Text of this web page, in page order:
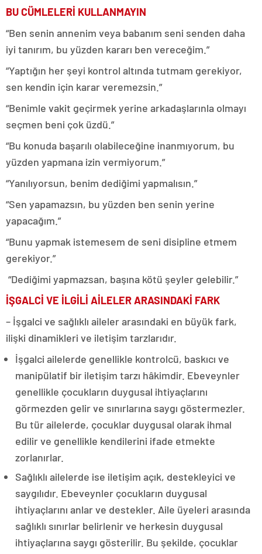
BU CÜMLELERİ KULLANMAYIN
“Ben senin annenim veya babanım seni senden daha
iyi tanırım, bu yüzden kararı ben vereceğim.”
“Yaptığın her şeyi kontrol altında tutmam gerekiyor,
sen kendin için karar veremezsin.”
“Benimle vakit geçirmek yerine arkadaşlarınla olmayı
seçmen beni çok üzdü.”
“Bu konuda başarılı olabileceğine inanmıyorum, bu
yüzden yapmana izin vermiyorum.”
“Yanılıyorsun, benim dediğimi yapmalısın.”
“Sen yapamazsın, bu yüzden ben senin yerine
yapacağım.”
“Bunu yapmak istemesem de seni disipline etmem
gerekiyor.”
“Dediğimi yapmazsan, başına kötü şeyler gelebilir.”
İŞGALCİ VE İLGİLİ AİLELER ARASINDAKİ FARK
– İşgalci ve sağlıklı aileler arasındaki en büyük fark,
ilişki dinamikleri ve iletişim tarzlarıdır.
İşgalci ailelerde genellikle kontrolcü, baskıcı ve
manipülatif bir iletişim tarzı hâkimdir. Ebeveynler
genellikle çocukların duygusal ihtiyaçlarını
görmezden gelir ve sınırlarına saygı göstermezler.
Bu tür ailelerde, çocuklar duygusal olarak ihmal
edilir ve genellikle kendilerini ifade etmekte
zorlanırlar.
Sağlıklı ailelerde ise iletişim açık, destekleyici ve
saygılıdır. Ebeveynler çocukların duygusal
ihtiyaçlarını anlar ve destekler. Aile üyeleri arasında
sağlıklı sınırlar belirlenir ve herkesin duygusal
ihtiyaçlarına saygı gösterilir. Bu şekilde, çocuklar